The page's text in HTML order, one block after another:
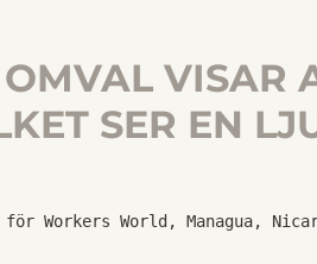
VISAR
SER EN
för Workers World, Managua,